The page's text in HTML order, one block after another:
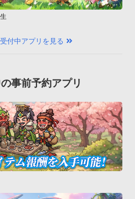
付中アプリを見る
事前予約アプリ